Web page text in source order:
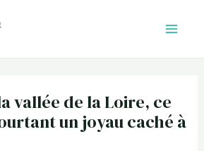
vallée de la Loire, ce
un joyau caché à